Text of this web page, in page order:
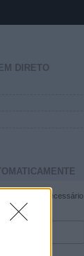
EM DIRETO
campo necessário